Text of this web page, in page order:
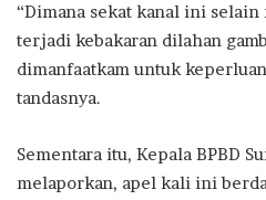
“Dimana sekat kanal ini
terjadi kebakaran dilahan
dimanfaatkam untuk
tandasnya.
Sementara itu, Kepala BPBD
melaporkan, apel kali ini